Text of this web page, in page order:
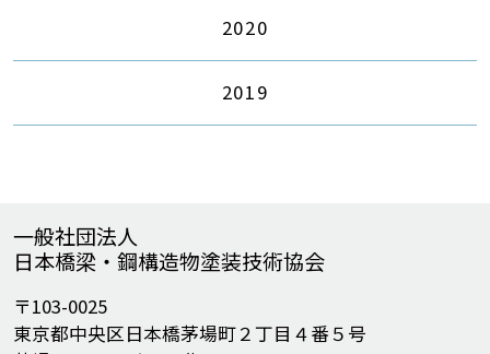
2020
2019
一般社団法人
日本橋梁・鋼構造物塗装技術協会
〒103-0025
東京都中央区日本橋茅場町２丁目４番５号